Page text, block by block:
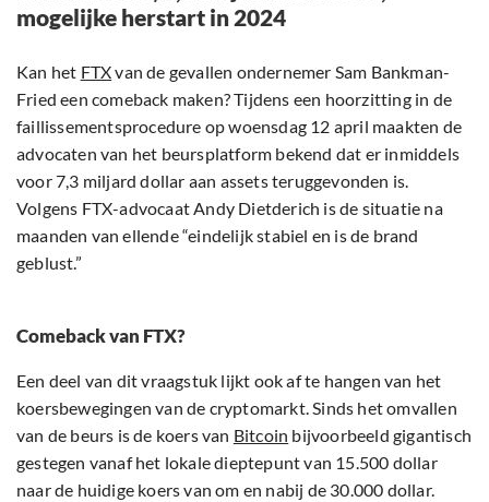
mogelijke herstart in 2024
Kan het FTXvan de gevallen ondernemer Sam Bankman-
Fried een comeback maken? Tijdens een hoorzitting in de
faillissementsprocedure op woensdag 12 april maakten de
advocaten van het beursplatform bekend dat er inmiddels
voor 7,3 miljard dollar aan assets teruggevonden is.
Volgens FTX-advocaat Andy Dietderich is de situatie na
maanden van ellende “eindelijk stabiel en is de brand
geblust.”
Comeback van FTX?
Een deel van dit vraagstuk lijkt ook af te hangen van het
koersbewegingen van de cryptomarkt. Sinds het omvallen
van de beurs is de koers van Bitcoin bijvoorbeeld gigantisch
gestegen vanaf het lokale dieptepunt van 15.500 dollar
naar de huidige koers van om en nabij de 30.000 dollar.